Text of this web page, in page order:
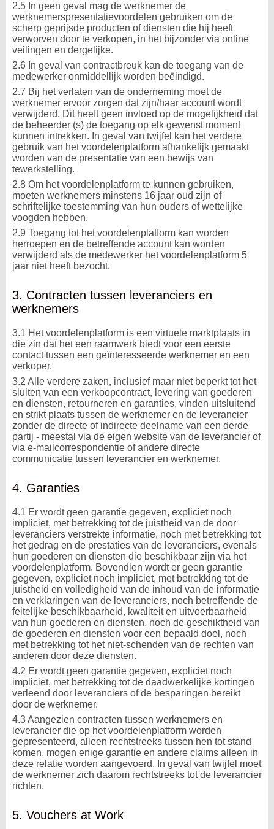
2.5 In geen geval mag de werknemer de
werknemerspresentatievoordelen gebruiken om de
scherp geprijsde producten of diensten die hij heeft
verworven door te verkopen, in het bijzonder via online
veilingen en dergelijke.
2.6 In geval van contractbreuk kan de toegang van de
medewerker onmiddellijk worden beëindigd.
2.7 Bij het verlaten van de onderneming moet de
werknemer ervoor zorgen dat zijn/haar account wordt
verwijderd. Dit heeft geen invloed op de mogelijkheid dat
de beheerder (s) de toegang op elk gewenst moment
kunnen intrekken. In geval van twijfel kan het verdere
gebruik van het voordelenplatform afhankelijk gemaakt
worden van de presentatie van een bewijs van
tewerkstelling.
2.8 Om het voordelenplatform te kunnen gebruiken,
moeten werknemers minstens 16 jaar oud zijn of
schriftelijke toestemming van hun ouders of wettelijke
voogden hebben.
2.9 Toegang tot het voordelenplatform kan worden
herroepen en de betreffende account kan worden
verwijderd als de medewerker het voordelenplatform 5
jaar niet heeft bezocht.
3. Contracten tussen leveranciers en
werknemers
3.1 Het voordelenplatform is een virtuele marktplaats in
die zin dat het een raamwerk biedt voor een eerste
contact tussen een geïnteresseerde werknemer en een
verkoper.
3.2 Alle verdere zaken, inclusief maar niet beperkt tot het
sluiten van een verkoopcontract, levering van goederen
en diensten, retourneren en garanties, vinden uitsluitend
en strikt plaats tussen de werknemer en de leverancier
zonder de directe of indirecte deelname van een derde
partij - meestal via de eigen website van de leverancier of
via e-mailcorrespondentie of andere directe
communicatie tussen leverancier en werknemer.
4. Garanties
4.1 Er wordt geen garantie gegeven, expliciet noch
impliciet, met betrekking tot de juistheid van de door
leveranciers verstrekte informatie, noch met betrekking tot
het gedrag en de prestaties van de leveranciers, evenals
hun goederen en diensten die beschikbaar zijn via het
voordelenplatform. Bovendien wordt er geen garantie
gegeven, expliciet noch impliciet, met betrekking tot de
juistheid en volledigheid van de inhoud van de informatie
en verklaringen van de leveranciers, noch betreffende de
feitelijke beschikbaarheid, kwaliteit en uitvoerbaarheid
van hun goederen en diensten, noch de geschiktheid van
de goederen en diensten voor een bepaald doel, noch
met betrekking tot het niet-schenden van de rechten van
anderen door deze diensten.
4.2 Er wordt geen garantie gegeven, expliciet noch
impliciet, met betrekking tot de daadwerkelijke kortingen
verleend door leveranciers of de besparingen bereikt
door de werknemer.
4.3 Aangezien contracten tussen werknemers en
leverancier die op het voordelenplatform worden
gepresenteerd, alleen rechtstreeks tussen hen tot stand
komen, mogen enige garantie en andere claims alleen in
deze relatie worden aangevoerd. In geval van twijfel moet
de werknemer zich daarom rechtstreeks tot de leverancier
richten.
5. Vouchers at Work